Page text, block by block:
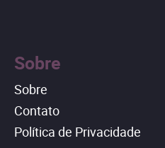
Sobre
Sobre
Contato
Política de Privacidade